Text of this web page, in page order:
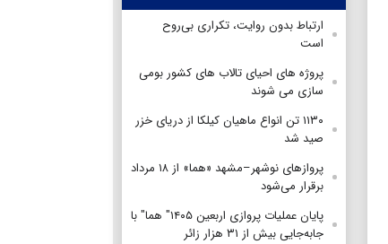
ارتباط بدون روایت، تکراری بی‌روح
است
پروژه های احیای تالاب های کشور بومی
سازی می شوند
۱۱۳۰ تن انواع ماهیان کیلکا از دریای خزر
صید شد
پروازهای نوشهر–مشهد «هما» از ۱۸ مرداد
برقرار می‌شود
پایان عملیات پروازی اربعین ۱۴۰۵" هما" با
جابه‌جایی بیش از ۳۱ هزار زائر